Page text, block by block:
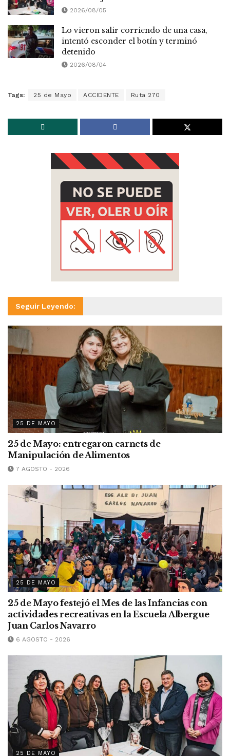
2026/08/05
Lo vieron salir corriendo de una casa,
intentó esconder el botín y terminó
detenido
2026/08/04
Tags: 25 de Mayo ACCIDENTE Ruta 270
Seguir Leyendo:
25 DE MAYO
25 de Mayo: entregaron carnets de
Manipulación de Alimentos
7 AGOSTO - 2026
25 DE MAYO
25 de Mayo festejó el Mes de las Infancias con
actividades recreativas en la Escuela Albergue
Juan Carlos Navarro
6 AGOSTO - 2026
25 DE MAYO